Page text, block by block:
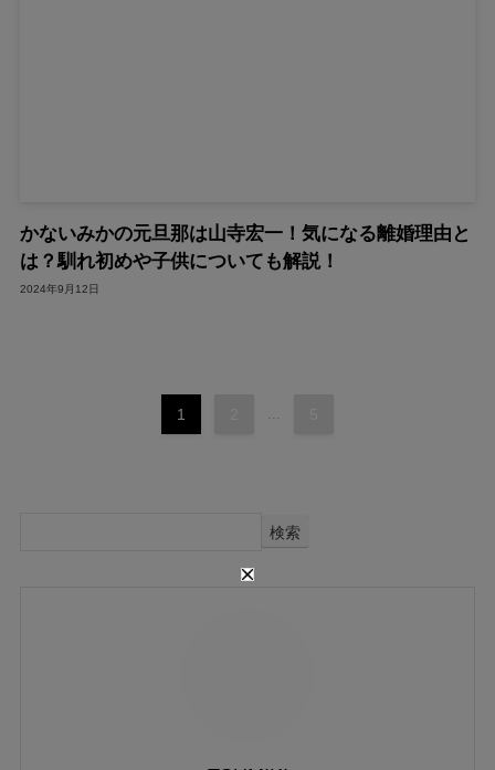
かないみかの元旦那は山寺宏一！気になる離婚理由と
は？馴れ初めや子供についても解説！
2024年9月12日
1 ...
検索